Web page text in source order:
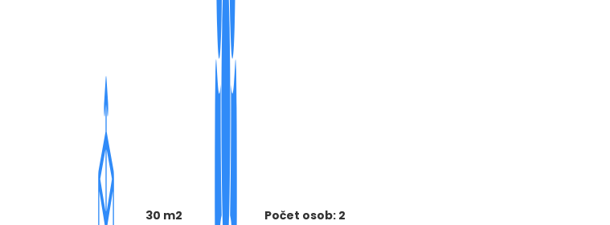
30 m2 Počet osob: 2